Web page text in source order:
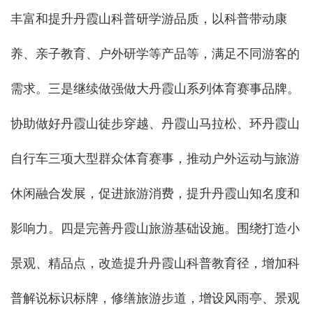
丰富和提升丹霞山科普研学游品质，以科普带动康
养、亲子教育、户外研学等产品等，满足不同游客的
需求。三是继续做强做大丹霞山系列体育赛事品牌。
协助做好丹霞山徒步穿越、丹霞山马拉松、环丹霞山
自行车三项大型群众体育赛事，推动户外运动与旅游
休闲融合发展，促进旅游消费，提升丹霞山知名度和
影响力。四是完善丹霞山旅游基础设施。围绕打造小
景观、精品点，改造提升丹霞山科普教育径，增加科
普解说标识标牌，修缮旅游步道，增设风雨亭、景观